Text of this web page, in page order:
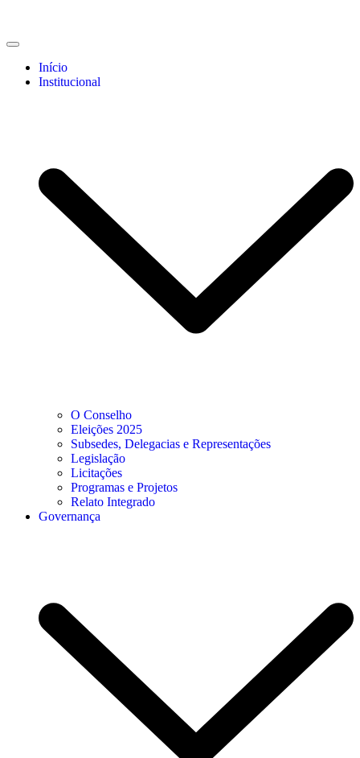
Início
Institucional
O Conselho
Eleições 2025
Subsedes, Delegacias e Representações
Legislação
Licitações
Programas e Projetos
Relato Integrado
Governança